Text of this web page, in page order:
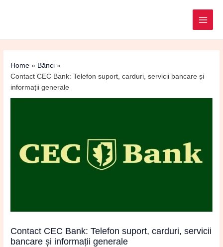
Home
Bănci
Contact CEC Bank: Telefon suport, carduri, servicii bancare și
informații generale
Contact CEC Bank: Telefon suport, carduri, servicii
bancare și informații generale